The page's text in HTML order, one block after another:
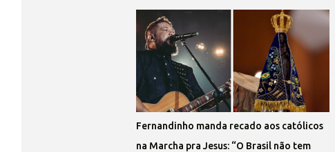
Fernandinho manda recado aos católicos
na Marcha pra Jesus: “O Brasil não tem